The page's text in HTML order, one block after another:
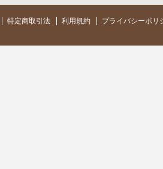
特定商取引法 利用規約 プライバシーポリ